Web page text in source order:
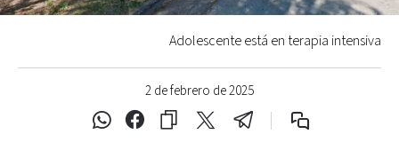
2 de febrero de 2025
Adolescente está en terapia intensiva